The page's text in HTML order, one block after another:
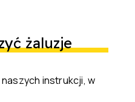
żaluzje
instrukcji, w